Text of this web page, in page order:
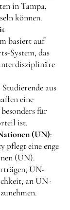
in Tampa,
können.
basiert auf
System, das
Studierende aus
eine
für
ist.
(UN):
pflegt eine enge
(UN).
UN-
an UN-